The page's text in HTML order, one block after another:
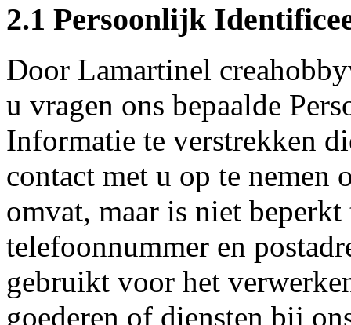
2.1 Persoonlijk
Door Lamartinel
u vragen ons bepaalde
Informatie te verstrekken
contact met u op te
omvat, maar is niet
telefoonnummer en
gebruikt voor het
goederen of diensten bij